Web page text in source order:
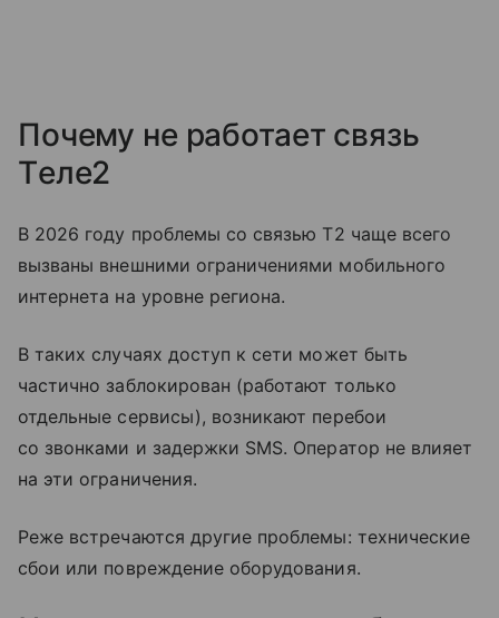
Почему не работает связь
Tеле2
В 2026 году проблемы со связью T2 чаще всего
вызваны внешними ограничениями мобильного
интернета на уровне региона.
В таких случаях доступ к сети может быть
частично заблокирован (работают только
отдельные сервисы), возникают перебои
со звонками и задержки SMS. Оператор не влияет
на эти ограничения.
Реже встречаются другие проблемы: технические
сбои или повреждение оборудования.